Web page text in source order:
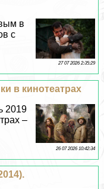
в
с
27 07 2026 2:35:29
в кинотеатрах
2019
–
26 07 2026 10:42:34